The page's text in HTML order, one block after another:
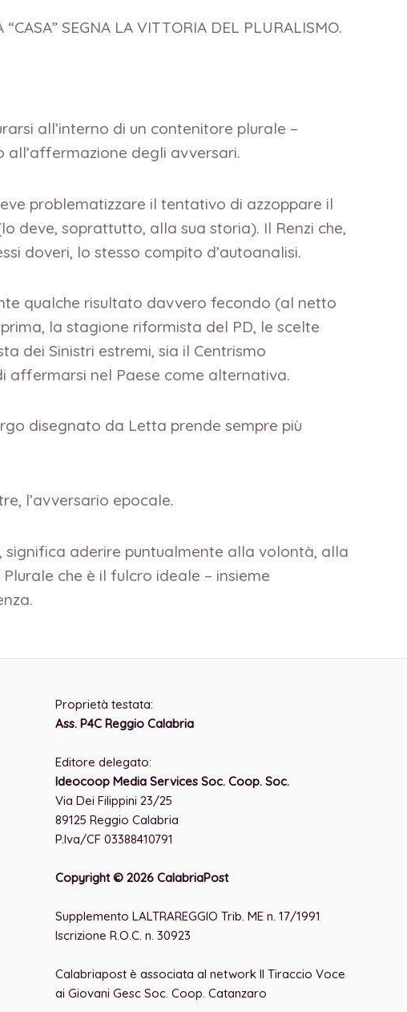
SEGNA LA VITTORIA DEL PLURALISMO.
all’interno di un contenitore plurale –
degli avversari.
problematizzare il tentativo di azzoppare il
deve, soprattutto, alla sua storia). Il Renzi che,
doveri, lo stesso compito d’autoanalisi.
qualche risultato davvero fecondo (al netto
la stagione riformista del PD, le scelte
dei Sinistri estremi, sia il Centrismo
affermarsi nel Paese come alternativa.
disegnato da Letta prende sempre più
l’avversario epocale.
significa aderire puntualmente alla volontà, alla
che è il fulcro ideale – insieme
Proprietà testata:
Ass. P4C Reggio Calabria
Editore delegato:
Ideocoop Media Services Soc. Coop. Soc.
Via Dei Filippini 23/25
89125 Reggio Calabria
P.Iva/CF 03388410791
Copyright © 2026 CalabriaPost
Supplemento LALTRAREGGIO Trib. ME n. 17/1991
Iscrizione R.O.C. n. 30923
Calabriapost è associata al network Il Tiraccio Voce
ai Giovani Gesc Soc. Coop. Catanzaro